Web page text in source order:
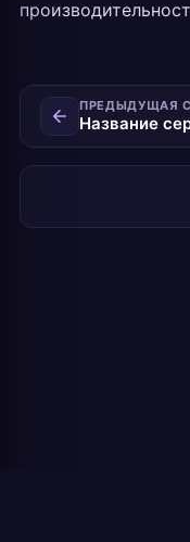
ПРЕДЫДУЩАЯ
Название